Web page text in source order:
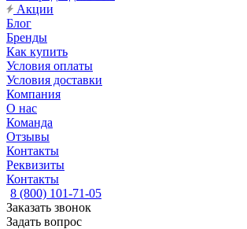
Акции
Блог
Бренды
Как купить
Условия оплаты
Условия доставки
Компания
О нас
Команда
Отзывы
Контакты
Реквизиты
Контакты
8 (800) 101-71-05
Заказать звонок
Задать вопрос